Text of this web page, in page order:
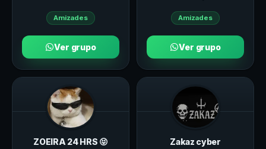
Amizades
Ver grupo
Amizades
Ver grupo
ZOEIRA 24 HRS 😝 Zakaz cyber